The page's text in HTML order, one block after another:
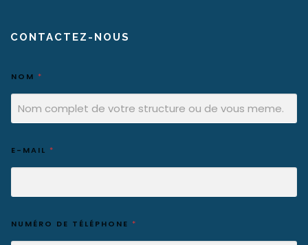
CONTACTEZ-NOUS
NOM *
E-MAIL *
NUMÉRO DE TÉLÉPHONE *